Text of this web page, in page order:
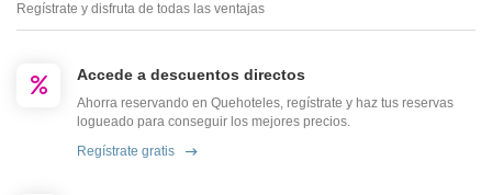
Regístrate y disfruta de todas las ventajas
Accede a descuentos directos
Ahorra reservando en Quehoteles, regístrate y haz tus reservas
logueado para conseguir los mejores precios.
Regístrate gratis